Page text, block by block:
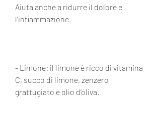
Aiuta anche a ridurre il dolore e
l'infiammazione.
- Limone: il limone è ricco di vitamina
C, succo di limone, zenzero
grattugiato e olio d'oliva.